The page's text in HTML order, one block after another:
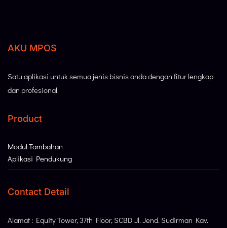
AKU MPOS
Satu aplikasi untuk semua jenis bisnis anda dengan fitur lengkap
dan profesional
Product
Modul Tambahan
Aplikasi Pendukung
Contact Detail
Alamat : Equity Tower, 37th Floor, SCBD Jl. Jend. Sudirman Kav.